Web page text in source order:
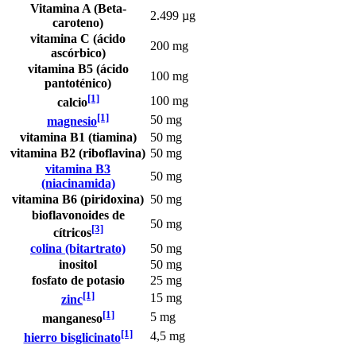
Vitamina A (Beta-
caroteno)
2.499 µg
vitamina C (ácido
ascórbico)
200 mg
vitamina B5 (ácido
pantoténico)
100 mg
calcio[1]
100 mg
magnesio[1]
50 mg
vitamina B1 (tiamina)
50 mg
vitamina B2 (riboflavina) 50 mg
vitamina B3
(niacinamida)
50 mg
vitamina B6 (piridoxina) 50 mg
bioflavonoides de
cítricos[3]
50 mg
colina (bitartrato)
50 mg
inositol
50 mg
fosfato de potasio
25 mg
zinc[1]
15 mg
manganeso[1]
5 mg
hierro bisglicinato[1]
4,5 mg